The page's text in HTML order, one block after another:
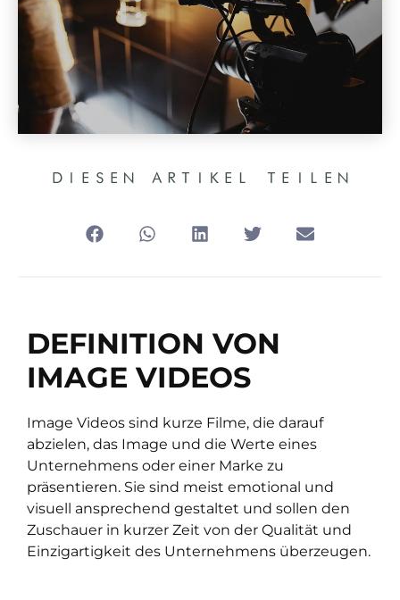
DIESEN ARTIKEL TEILEN
DEFINITION VON
IMAGE VIDEOS
Image Videos sind kurze Filme, die darauf
abzielen, das Image und die Werte eines
Unternehmens oder einer Marke zu
präsentieren. Sie sind meist emotional und
visuell ansprechend gestaltet und sollen den
Zuschauer in kurzer Zeit von der Qualität und
Einzigartigkeit des Unternehmens überzeugen.